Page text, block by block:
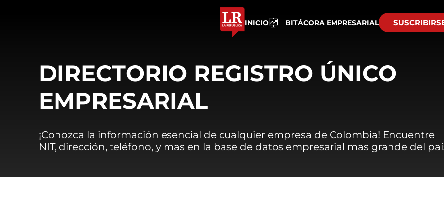
INICIO BITÁCORA EMPRESARIAL
DIRECTORIO REGISTRO ÚNICO
EMPRESARIAL
¡Conozca la información esencial de cualquier empresa de Colombia! Encuentre
NIT, dirección, teléfono, y mas en la base de datos empresarial mas grande del